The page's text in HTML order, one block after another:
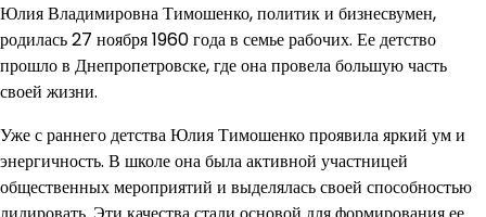
Юлия Владимировна Тимошенко, политик и бизнесвумен,
родилась 27 ноября 1960 года в семье рабочих. Ее детство
прошло в Днепропетровске, где она провела большую часть
своей жизни.
Уже с раннего детства Юлия Тимошенко проявила яркий ум и
энергичность. В школе она была активной участницей
общественных мероприятий и выделялась своей способностью